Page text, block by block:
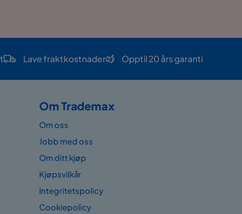
Lave fraktkostnader Opptil 20 års garanti
Om Trademax
Om oss
Jobb med oss
Om ditt kjøp
Kjøpsvilkår
Integritetspolicy
Cookiepolicy